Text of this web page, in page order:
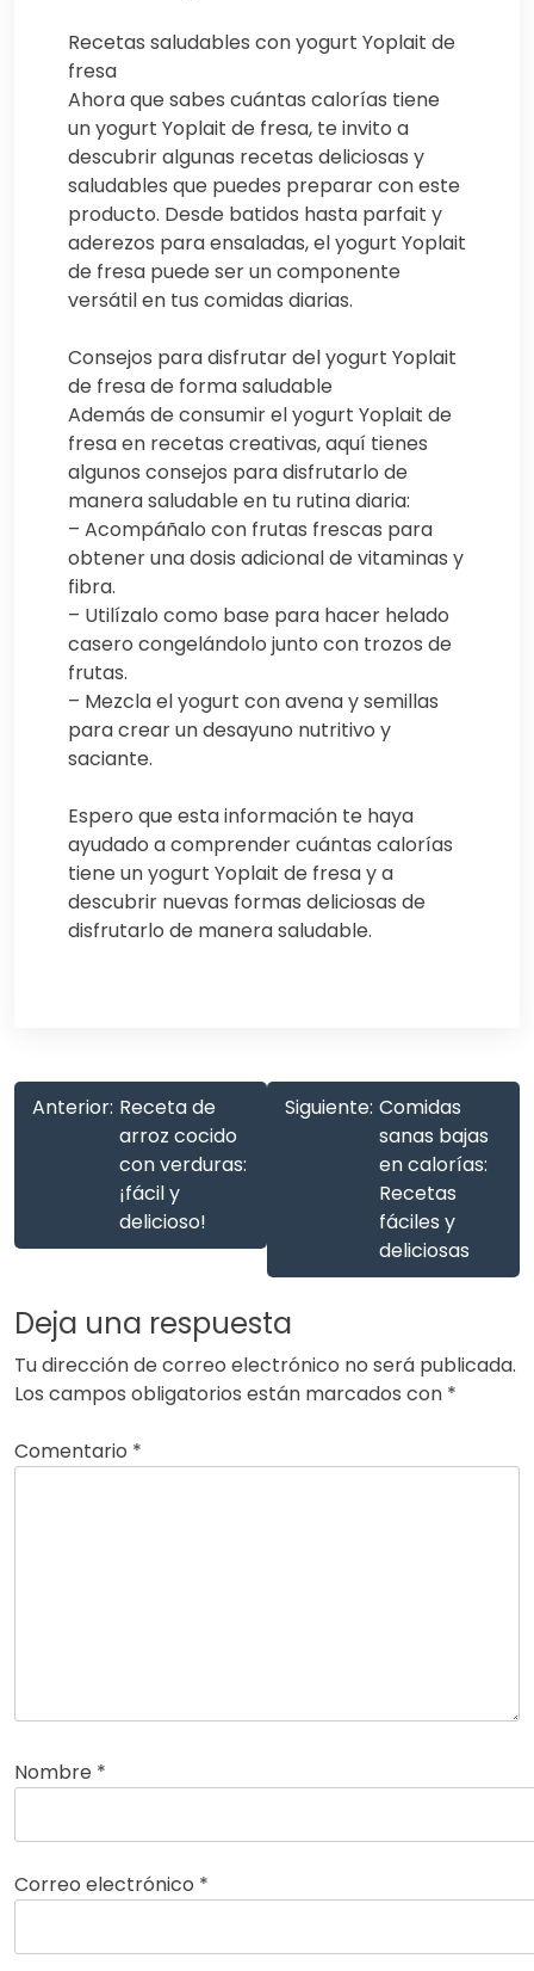
Recetas saludables con yogurt Yoplait de
fresa
Ahora que sabes cuántas calorías tiene
un yogurt Yoplait de fresa, te invito a
descubrir algunas recetas deliciosas y
saludables que puedes preparar con este
producto. Desde batidos hasta parfait y
aderezos para ensaladas, el yogurt Yoplait
de fresa puede ser un componente
versátil en tus comidas diarias.
Consejos para disfrutar del yogurt Yoplait
de fresa de forma saludable
Además de consumir el yogurt Yoplait de
fresa en recetas creativas, aquí tienes
algunos consejos para disfrutarlo de
manera saludable en tu rutina diaria:
– Acompáñalo con frutas frescas para
obtener una dosis adicional de vitaminas y
fibra.
– Utilízalo como base para hacer helado
casero congelándolo junto con trozos de
frutas.
– Mezcla el yogurt con avena y semillas
para crear un desayuno nutritivo y
saciante.
Espero que esta información te haya
ayudado a comprender cuántas calorías
tiene un yogurt Yoplait de fresa y a
descubrir nuevas formas deliciosas de
disfrutarlo de manera saludable.
Anterior: Receta de
arroz cocido
con verduras:
¡fácil y
delicioso!
Siguiente: Comidas
sanas bajas
en calorías:
Recetas
fáciles y
deliciosas
Deja una respuesta
Tu dirección de correo electrónico no será publicada.
Los campos obligatorios están marcados con *
Comentario *
Nombre *
Correo electrónico *